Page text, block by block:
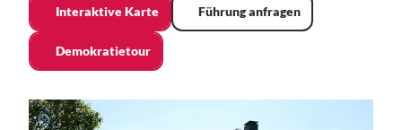
Interaktive Karte Führung anfragen
Demokratietour